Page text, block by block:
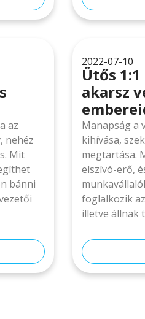
az
nehéz
Mit
bánni
2022-07-10
Ütős
akarsz
Manapság a
kihívása,
megtartása.
elszívó-erő,
foglalkozik
illetve állnak